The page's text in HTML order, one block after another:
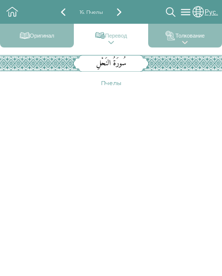
16. Пчелы Рус.
Оригинал Перевод Толкование
سُورَةُ النَحْلِ
Пчелы